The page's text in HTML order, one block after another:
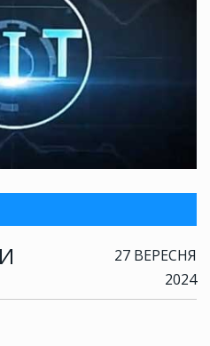
27 ВЕРЕСНЯ
2024